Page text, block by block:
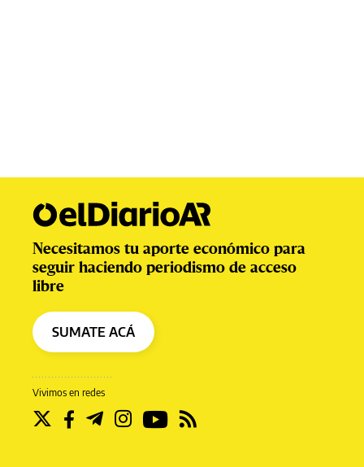
Vivimos en redes
Necesitamos tu aporte económico para
seguir haciendo periodismo de acceso
libre
SUMATE ACÁ